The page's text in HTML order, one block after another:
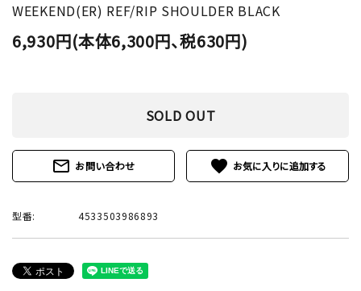
WEEKEND(ER) REF/RIP SHOULDER BLACK
6,930円(本体6,300円、税630円)
SOLD OUT
mail_outline お問い合わせ favorite
型番: 4533503986893